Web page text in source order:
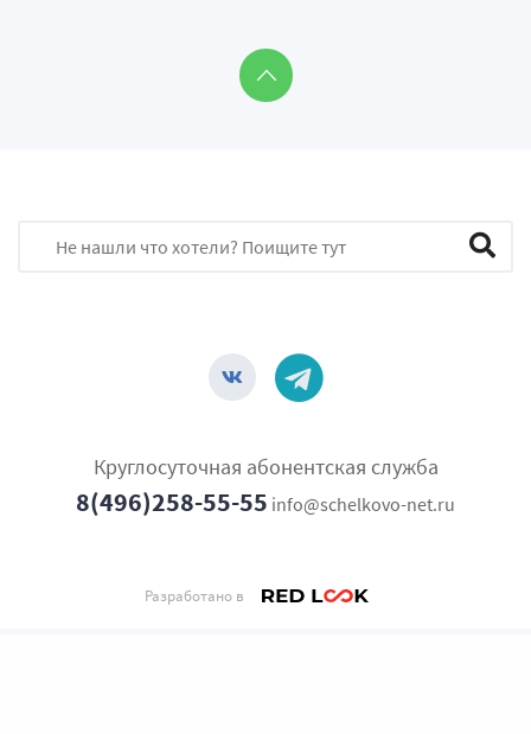
Круглосуточная абонентская служба
8(496)258-55-55 info@schelkovo-net.ru